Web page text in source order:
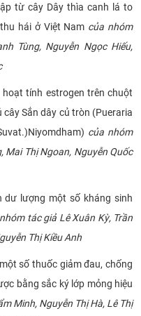
từ cây Dây thìa canh lá to
hái ở Việt Nam của nhóm
Tùng, Nguyễn Ngọc Hiếu,
tính estrogen trên chuột
Sắn dây củ tròn (Pueraria
của nhóm
Mai Thị Ngoan, Nguyễn Quốc
dư lượng một số kháng sinh
tác giả Lê Xuân Kỳ, Trần
Thị Kiều Anh
số thuốc giảm đau, chống
bằng sắc ký lớp mỏng hiệu
Minh, Nguyễn Thị Hà, Lê Thị